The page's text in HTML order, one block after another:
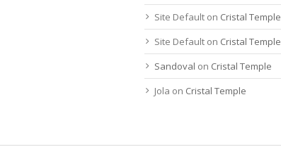
Site Default on Cristal Temple
Site Default on Cristal Temple
Sandoval on Cristal Temple
Jola on Cristal Temple